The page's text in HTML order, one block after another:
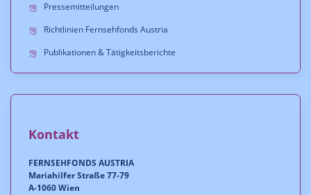
Pressemitteilungen
Richtlinien Fernsehfonds Austria
Publikationen & Tätigkeitsberichte
Kontakt
FERNSEHFONDS AUSTRIA
Mariahilfer Straße 77-79
A-1060 Wien